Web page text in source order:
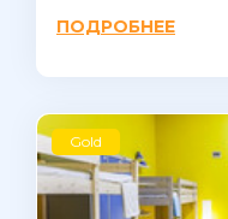
ПОДРОБНЕЕ
Gold